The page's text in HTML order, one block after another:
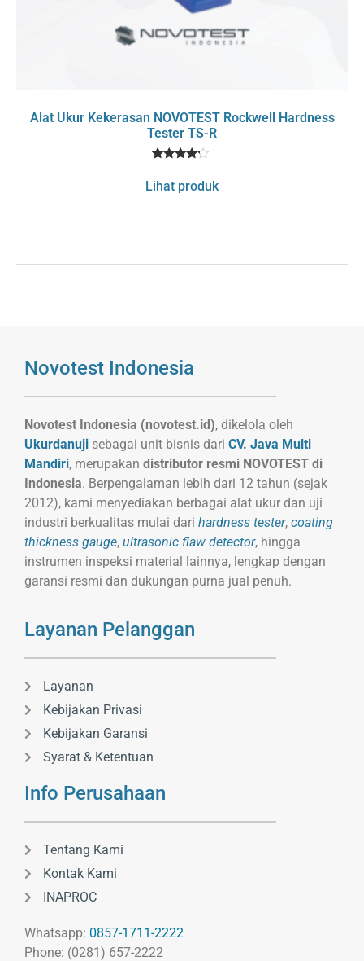
Alat Ukur Kekerasan NOVOTEST Rockwell Hardness
Tester TS-R
4
out of 5
Lihat produk
Novotest Indonesia
Novotest Indonesia (novotest.id), dikelola oleh
Ukurdanuji sebagai unit bisnis dari CV. Java Multi
Mandiri, merupakan distributor resmi NOVOTEST di
Indonesia. Berpengalaman lebih dari 12 tahun (sejak
2012), kami menyediakan berbagai alat ukur dan uji
industri berkualitas mulai dari hardness tester, coating
thickness gauge, ultrasonic flaw detector, hingga
instrumen inspeksi material lainnya, lengkap dengan
garansi resmi dan dukungan purna jual penuh.
Layanan Pelanggan
Layanan
Kebijakan Privasi
Kebijakan Garansi
Syarat & Ketentuan
Info Perusahaan
Tentang Kami
Kontak Kami
INAPROC
Whatsapp: 0857-1711-2222
Phone: (0281) 657-2222